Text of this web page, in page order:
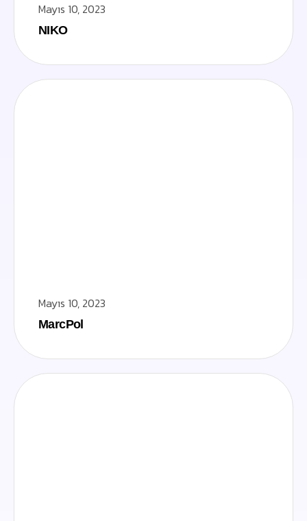
Mayıs 10, 2023
NIKO
Mayıs 10, 2023
MarcPol